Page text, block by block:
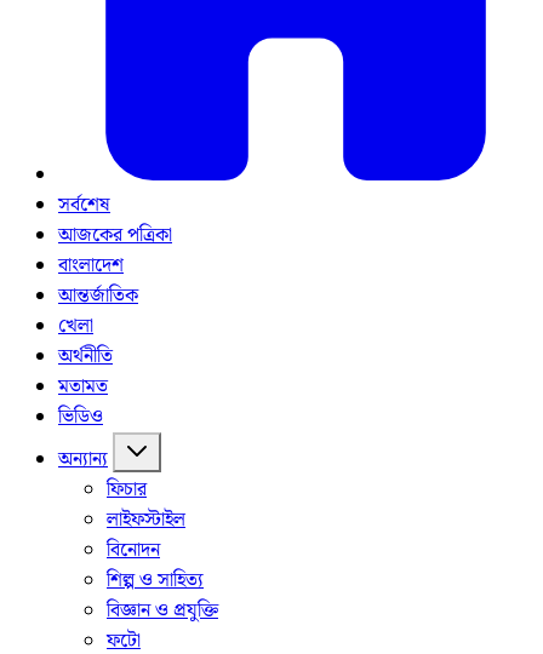
সর্বশেষ
আজকের পত্রিকা
বাংলাদেশ
আন্তর্জাতিক
খেলা
অর্থনীতি
মতামত
ভিডিও
অন্যান্য
ফিচার
লাইফস্টাইল
বিনোদন
শিল্প ও সাহিত্য
বিজ্ঞান ও প্রযুক্তি
ফটো